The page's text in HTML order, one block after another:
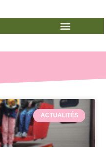
ACTUALITÉS